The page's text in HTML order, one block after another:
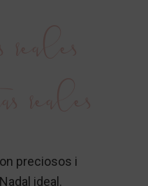
preciosos i
ideal.